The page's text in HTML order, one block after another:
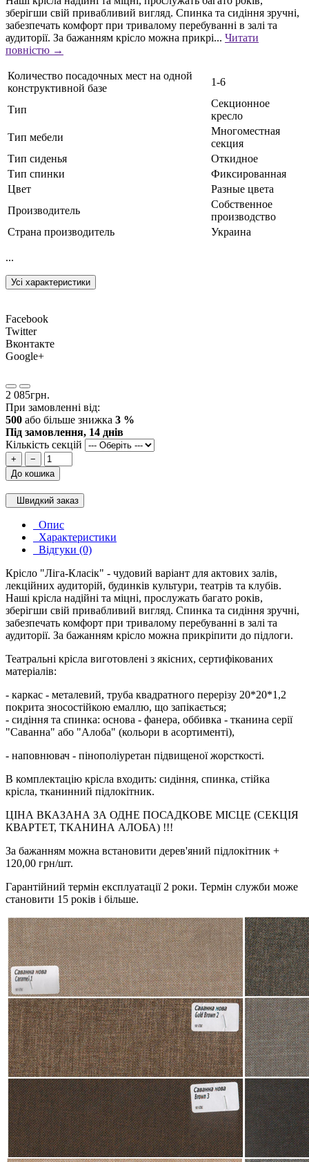
зберігши свій привабливий вигляд. Спинка та сидіння зручні,
забезпечать комфорт при тривалому перебуванні в залі та
аудиторії. За бажанням крісло можна прикрі... Читати
повністю →
Количество посадочных мест на одной
конструктивной базе
1-6
Тип
Секционное
кресло
Тип мебели
Многоместная
секция
Тип сиденья
Откидное
Тип спинки
Фиксированная
Цвет
Разные цвета
Производитель
Собственное
производство
Страна производитель
Украина
...
Усі характеристики
Facebook
Twitter
Вконтакте
Google+
2 085грн.
При замовленні від:
500 або більше знижка 3 %
Під замовлення, 14 днів
Кількість секцій
+
−
До кошика
Швидкий заказ
Опис
Характеристики
Відгуки (0)
Крісло "Ліга-Класік" - чудовий варіант для актових залів,
лекційних аудиторій, будинків культури, театрів та клубів.
Наші крісла надійні та міцні, прослужать багато років,
зберігши свій привабливий вигляд. Спинка та сидіння зручні,
забезпечать комфорт при тривалому перебуванні в залі та
аудиторії. За бажанням крісло можна прикріпити до підлоги.
Театральні крісла виготовлені з якісних, сертифікованих
матеріалів:
- каркас - металевий, труба квадратного перерізу 20*20*1,2
покрита зносостійкою емаллю, що запікається;
- сидіння та спинка: основа - фанера, оббивка - тканина серії
"Саванна" або "Алоба" (кольори в асортименті),
- наповнювач - пінополіуретан підвищеної жорсткості.
В комплектацію крісла входить: сидіння, спинка, стійка
крісла, тканинний підлокітник.
ЦІНА ВКАЗАНА ЗА ОДНЕ ПОСАДКОВЕ МІСЦЕ (СЕКЦІЯ
КВАРТЕТ, ТКАНИНА АЛОБА) !!!
За бажанням можна встановити дерев'яний підлокітник +
120,00 грн/шт.
Гарантійний термін експлуатації 2 роки. Термін служби може
становити 15 років і більше.